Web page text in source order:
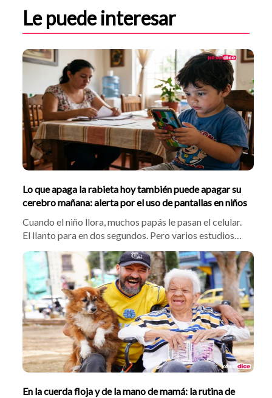
Le puede interesar
Lo que apaga la rabieta hoy también puede apagar su
cerebro mañana: alerta por el uso de pantallas en niños
Cuando el niño llora, muchos papás le pasan el celular.
El llanto para en dos segundos. Pero varios estudios
médicos ya mostraron lo que pasa después: los chinos
aprenden a hablar más tarde, aguantan menos la
frustración y les toca usar gafas más temprano. Y
Santander aparece de segundo en el país en niños con
problemas de visión.
En la cuerda floja y de la mano de mamá: la rutina de